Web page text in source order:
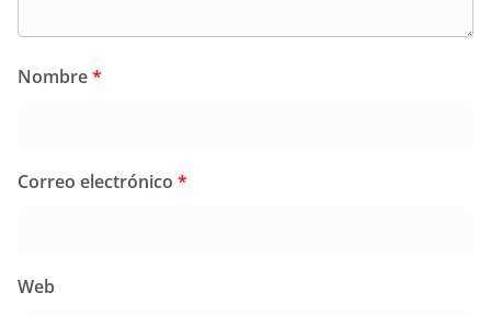
Nombre*
Correo electrónico *
Web